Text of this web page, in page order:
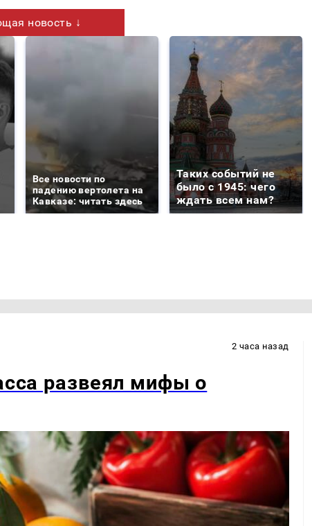
новость ↓
Все новости по
падению вертолета на
Кавказе: читать здесь
Таких событий не
было с 1945: чего
ждать всем нам?
2 часа назад
развеял мифы о